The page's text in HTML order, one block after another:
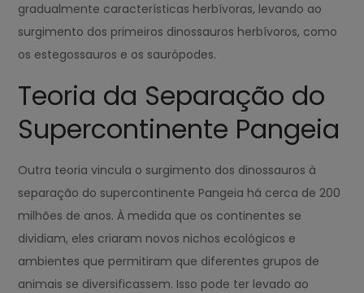
gradualmente características herbívoras, levando ao
surgimento dos primeiros dinossauros herbívoros, como
os estegossauros e os saurópodes.
Teoria da Separação do
Supercontinente Pangeia
Outra teoria vincula o surgimento dos dinossauros à
separação do supercontinente Pangeia há cerca de 200
milhões de anos. À medida que os continentes se
dividiam, eles criaram novos nichos ecológicos e
ambientes que permitiram que diferentes grupos de
animais se diversificassem. Isso pode ter levado ao